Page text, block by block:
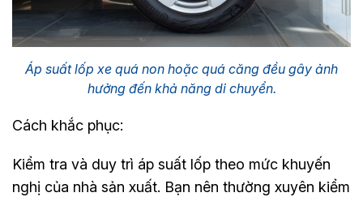
Áp suất lốp xe quá non hoặc quá căng đều gây ảnh
hưởng đến khả năng di chuyển.
Cách khắc phục:
Kiểm tra và duy trì áp suất lốp theo mức khuyến
nghị của nhà sản xuất. Bạn nên thường xuyên kiểm